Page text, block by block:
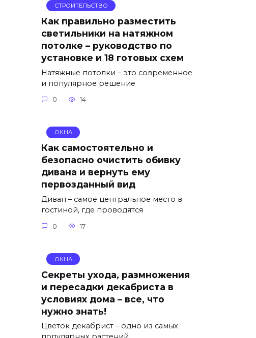
СТРОИТЕЛЬСТВО
Как правильно разместить
светильники на натяжном
потолке – руководство по
установке и 18 готовых схем
Натяжные потолки – это современное
и популярное решение
0 14
ОКНА
Как самостоятельно и
безопасно очистить обивку
дивана и вернуть ему
первозданный вид
Диван – самое центральное место в
гостиной, где проводятся
0 17
ОКНА
Секреты ухода, размножения
и пересадки декабриста в
условиях дома – все, что
нужно знать!
Цветок декабрист – одно из самых